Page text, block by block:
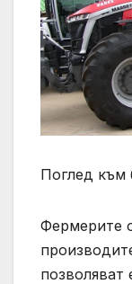
Поглед към
Фермерите
позволяват